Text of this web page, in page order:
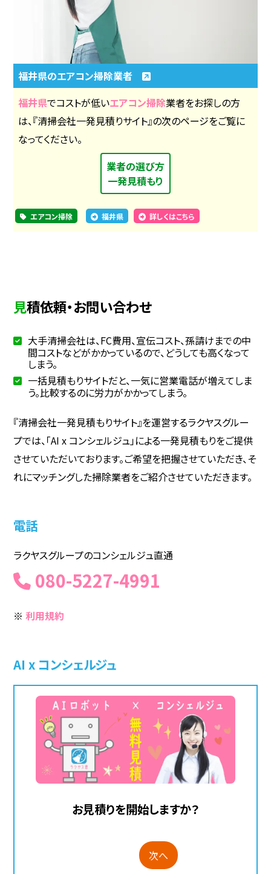
福井県のエアコン掃除業者
福井県でコストが低いエアコン掃除業者をお探しの方
は、『清掃会社一発見積りサイト』の次のページをご覧に
なってください。
業者の選び方
一発見積もり
エアコン掃除 福井県 詳しくはこちら
見積依頼・お問い合わせ
大手清掃会社は、FC費用、宣伝コスト、孫請けまでの中
間コストなどがかかっているので、どうしても高くなって
しまう。
一括見積もりサイトだと、一気に営業電話が増えてしま
う。比較するのに労力がかかってしまう。
『清掃会社一発見積もりサイト』を運営するラクヤスグルー
プでは、「AI x コンシェルジュ」による一発見積もりをご提供
させていただいております。ご希望を把握させていただき、そ
れにマッチングした掃除業者をご紹介させていただきます。
電話
ラクヤスグループのコンシェルジュ直通
080-5227-4991
※利用規約
AI x コンシェルジュ
お見積りを開始しますか？
次へ